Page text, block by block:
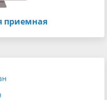
приемная